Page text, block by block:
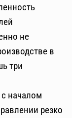
не
в
три
началом
резко